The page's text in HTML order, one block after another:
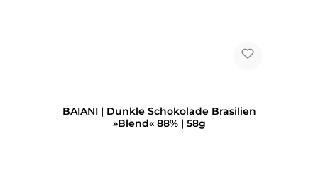
BAIANI | Dunkle Schokolade Brasilien
»Blend« 88% | 58g